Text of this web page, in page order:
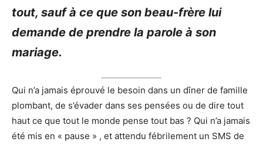
tout, sauf à ce que son beau-frère lui
demande de prendre la parole à son
mariage.
Qui n’a jamais éprouvé le besoin dans un dîner de famille
plombant, de s’évader dans ses pensées ou de dire tout
haut ce que tout le monde pense tout bas ? Qui n’a jamais
été mis en « pause » , et attendu fébrilement un SMS de